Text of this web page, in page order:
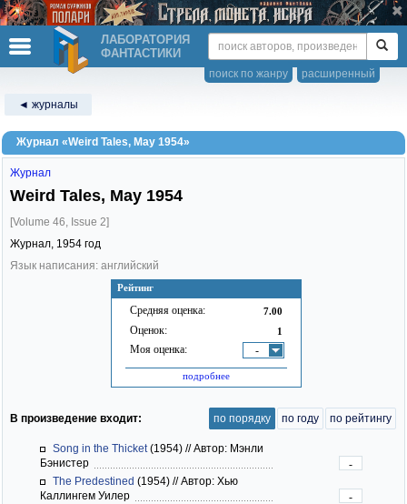
ЛАБОРАТОРИЯ
ФАНТАСТИКИ
расширенный
поиск по жанру
◄ журналы
Журнал «Weird Tales, May 1954»
Рейтинг
Средняя оценка: 7.00
Оценок: 1
Моя оценка: -
подробнее
Журнал
Weird Tales, May 1954
[Volume 46, Issue 2]
Журнал, 1954 год
Язык написания: английский
В произведение входит: по порядку по году по рейтингу
Song in the Thicket(1954) //Автор: Мэнли
Бэнистер
-
The Predestined (1954) //Автор: Хью
Каллингем Уилер
-